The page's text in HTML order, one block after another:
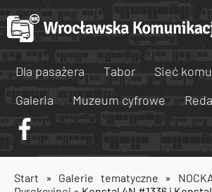
Dla pasażera Tabor
Sieć
Galeria
Muzeum cyfrowe
Start » Galerie tematyczne »